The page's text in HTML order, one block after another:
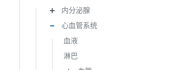
内分泌腺
心血管系统
血液
淋巴